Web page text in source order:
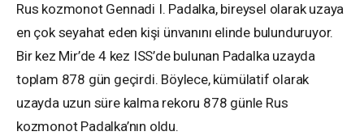
Rus kozmonot Gennadi I. Padalka, bireysel olarak uzaya
en çok seyahat eden kişi ünvanını elinde bulunduruyor.
Bir kez Mir’de 4 kez ISS’de bulunan Padalka uzayda
toplam 878 gün geçirdi. Böylece, kümülatif olarak
uzayda uzun süre kalma rekoru 878 günle Rus
kozmonot Padalka’nın oldu.